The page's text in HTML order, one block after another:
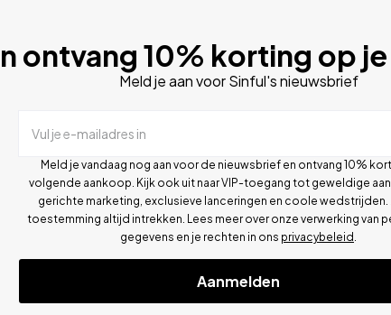
ontvang 10% korting op
Meld je aan voor Sinful's nieuwsbrief
Vul je e-mailadres in
Meld je vandaag nog aan voor de nieuwsbrief en ontvang 10%
volgende aankoop. Kijk ook uit naar VIP-toegang tot geweldige
gerichte marketing, exclusieve lanceringen en coole wedstrijden.
toestemming altijd intrekken. Lees meer over onze verwerking van
gegevens en je rechten in ons privacybeleid
Aanmelden